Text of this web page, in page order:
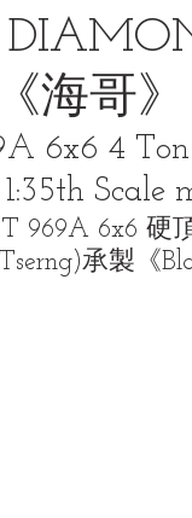
海哥》
6x6 4
Scale
969A 6x6 硬
承製《